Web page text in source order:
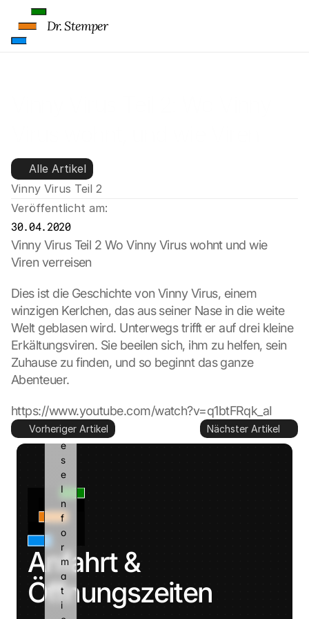
verreisen
Alle Artikel
Vinny Virus Teil 2
Veröffentlicht am:
30.04.2020
Vinny Virus Teil 2 Wo Vinny Virus wohnt und wie
Viren verreisen
Dies ist die Geschichte von Vinny Virus, einem
winzigen Kerlchen, das aus seiner Nase in die weite
Welt geblasen wird. Unterwegs trifft er auf drei kleine
Erkältungsviren. Sie beeilen sich, ihm zu helfen, sein
Zuhause zu finden, und so beginnt das ganze
Abenteuer.
https://www.youtube.com/watch?v=q1btFRqk_aI
Vorheriger Artikel Nächster Artikel
Dr. Stemper
Anfahrt &
Öffnungszeiten
n
e
s
t
z
t
o
o
g
l
e
k
n
d
i
e
s
e
I
n
f
o
r
m
a
t
i